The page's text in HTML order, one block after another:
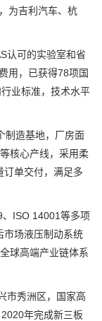
为吉利汽车、杭
可的实验室和省
用，已获得78项国
业标准，技术水平
造基地，厂房面
核心产线，采用柔
订单交付，满足多
ISO 14001等多项
市场液压制动系统
球高端产业链体系
秀洲区，国家高
年完成新三板